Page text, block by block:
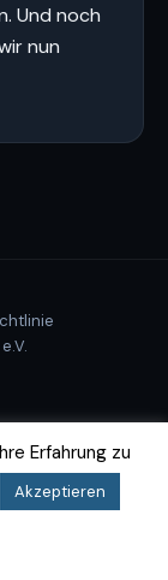
Und noch
nun
Erfahrung zu
Akzeptieren